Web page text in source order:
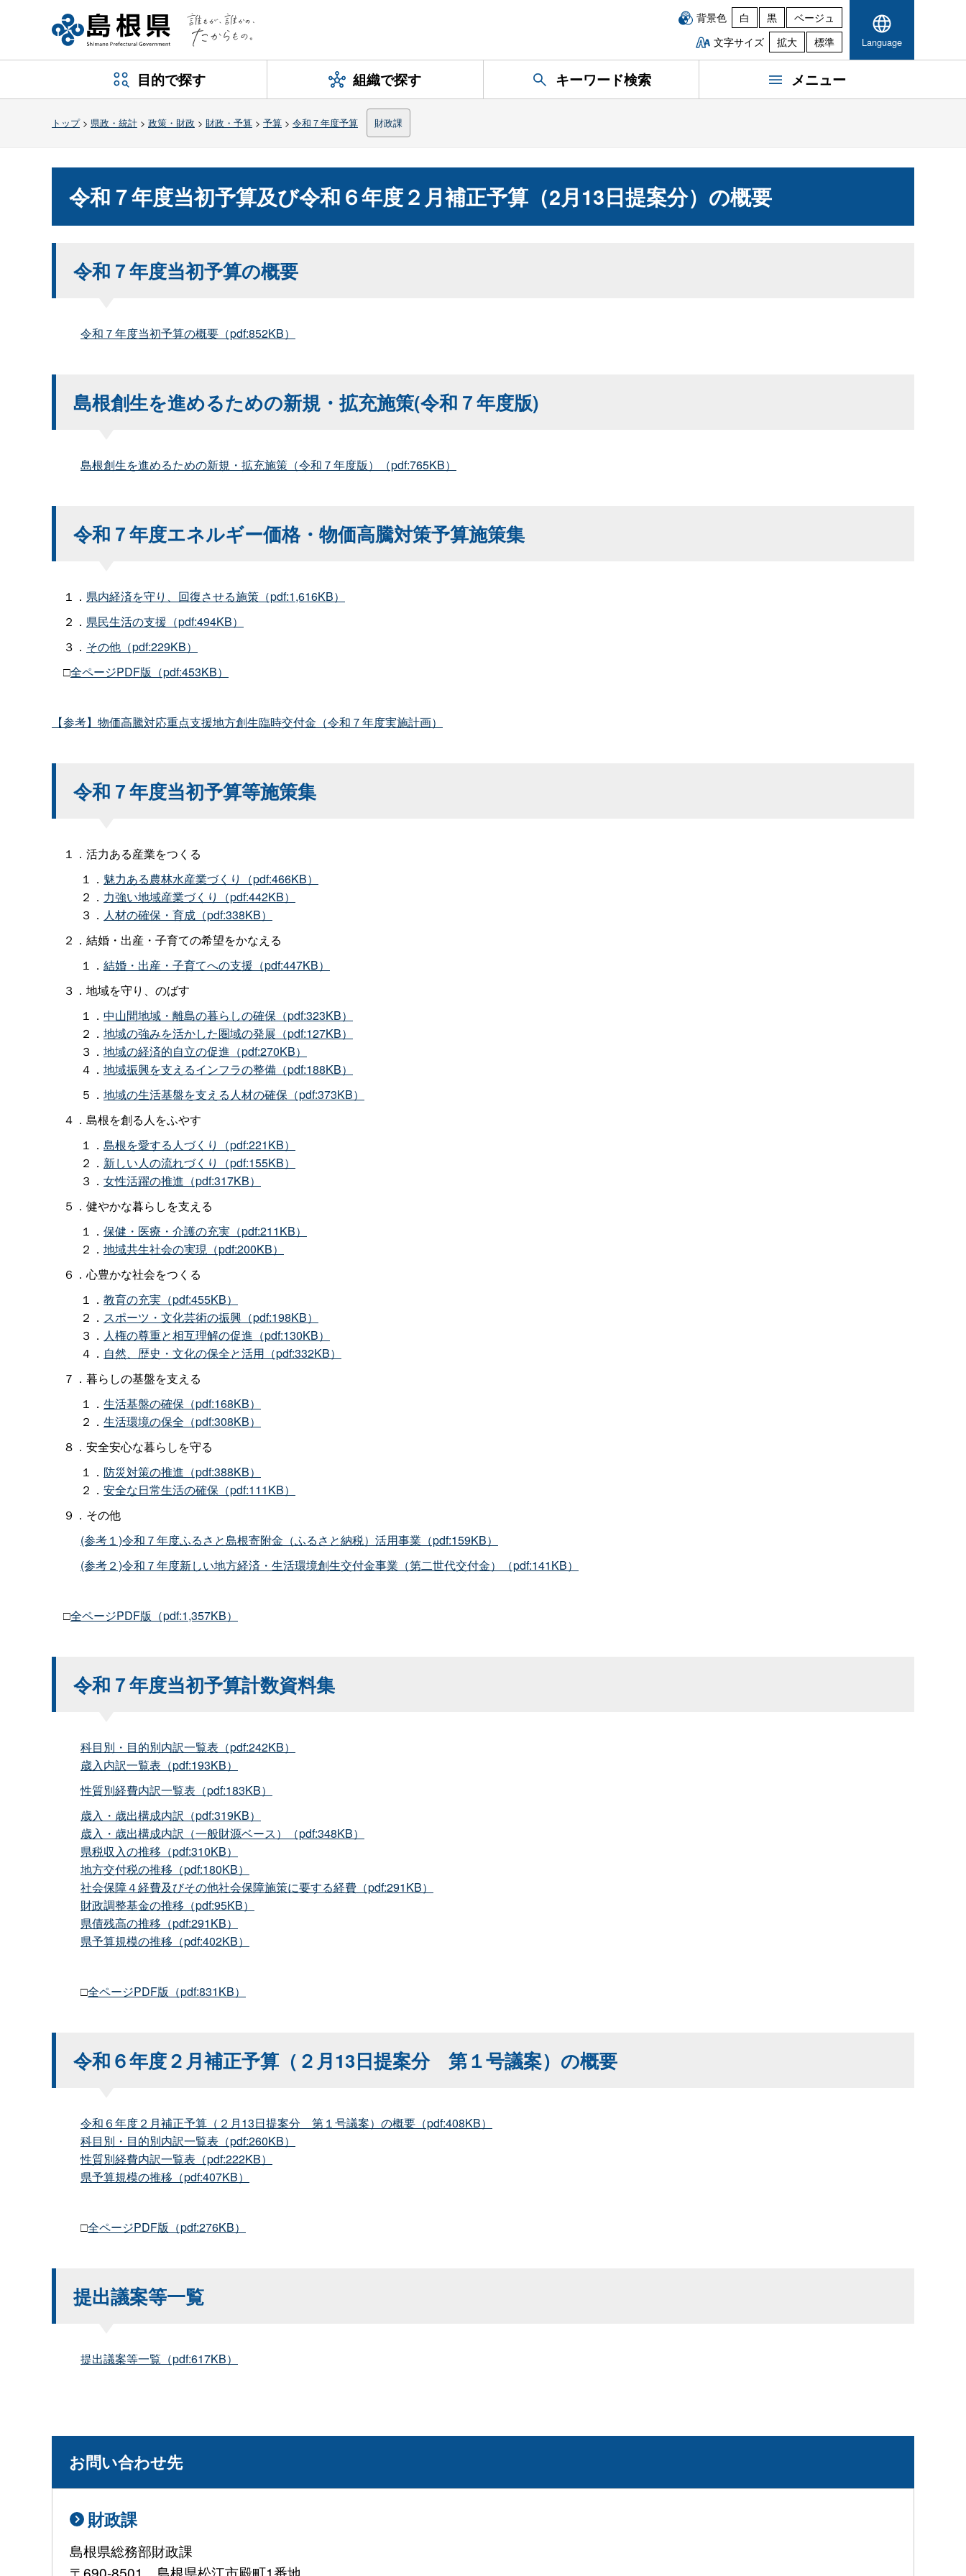
背景色 白 黒
ベージュ
文字サイズ
拡大 標準 Language
目的で探す 組織で探す キーワード検索 メニュー
トップ> 県政・統計 > 政策・財政 > 財政・予算 > 予算 > 令和７年度予算 財政課
令和７年度当初予算及び令和６年度２月補正予算（2月13日提案分）の概要
令和７年度当初予算の概要
令和７年度当初予算の概要（pdf:852KB）
島根創生を進めるための新規・拡充施策(令和７年度版)
島根創生を進めるための新規・拡充施策（令和７年度版）（pdf:765KB）
令和７年度エネルギー価格・物価高騰対策予算施策集
１． 県内経済を守り、回復させる施策（pdf:1,616KB）
２． 県民生活の支援（pdf:494KB）
３． その他（pdf:229KB）
□全ページPDF版（pdf:453KB）
【参考】物価高騰対応重点支援地方創生臨時交付金（令和７年度実施計画）
令和７年度当初予算等施策集
１．活力ある産業をつくる
１． 魅力ある農林水産業づくり（pdf:466KB）
２． 力強い地域産業づくり（pdf:442KB）
３． 人材の確保・育成（pdf:338KB）
２．結婚・出産・子育ての希望をかなえる
１． 結婚・出産・子育てへの支援（pdf:447KB）
３．地域を守り、のばす
１． 中山間地域・離島の暮らしの確保（pdf:323KB）
２． 地域の強みを活かした圏域の発展（pdf:127KB）
３． 地域の経済的自立の促進（pdf:270KB）
４． 地域振興を支えるインフラの整備（pdf:188KB）
５． 地域の生活基盤を支える人材の確保（pdf:373KB）
４．島根を創る人をふやす
１． 島根を愛する人づくり（pdf:221KB）
２． 新しい人の流れづくり（pdf:155KB）
３． 女性活躍の推進（pdf:317KB）
５．健やかな暮らしを支える
１． 保健・医療・介護の充実（pdf:211KB）
２． 地域共生社会の実現（pdf:200KB）
６．心豊かな社会をつくる
１． 教育の充実（pdf:455KB）
２． スポーツ・文化芸術の振興（pdf:198KB）
３． 人権の尊重と相互理解の促進（pdf:130KB）
４． 自然、歴史・文化の保全と活用（pdf:332KB）
７．暮らしの基盤を支える
１． 生活基盤の確保（pdf:168KB）
２． 生活環境の保全（pdf:308KB）
８．安全安心な暮らしを守る
１． 防災対策の推進（pdf:388KB）
２． 安全な日常生活の確保（pdf:111KB）
９．その他
(参考１)令和７年度ふるさと島根寄附金（ふるさと納税）活用事業（pdf:159KB）
(参考２)令和７年度新しい地方経済・生活環境創生交付金事業（第二世代交付金）（pdf:141KB）
□全ページPDF版（pdf:1,357KB）
令和７年度当初予算計数資料集
科目別・目的別内訳一覧表（pdf:242KB）
歳入内訳一覧表（pdf:193KB）
性質別経費内訳一覧表（pdf:183KB）
歳入・歳出構成内訳（pdf:319KB）
歳入・歳出構成内訳（一般財源ベース）（pdf:348KB）
県税収入の推移（pdf:310KB）
地方交付税の推移（pdf:180KB）
社会保障４経費及びその他社会保障施策に要する経費（pdf:291KB）
財政調整基金の推移（pdf:95KB）
県債残高の推移（pdf:291KB）
県予算規模の推移（pdf:402KB）
□全ページPDF版（pdf:831KB）
令和６年度２月補正予算（２月13日提案分 第１号議案）の概要
令和６年度２月補正予算（２月13日提案分 第１号議案）の概要（pdf:408KB）
科目別・目的別内訳一覧表（pdf:260KB）
性質別経費内訳一覧表（pdf:222KB）
県予算規模の推移（pdf:407KB）
□全ページPDF版（pdf:276KB）
提出議案等一覧
提出議案等一覧（pdf:617KB）
お問い合わせ先
財政課
島根県総務部財政課